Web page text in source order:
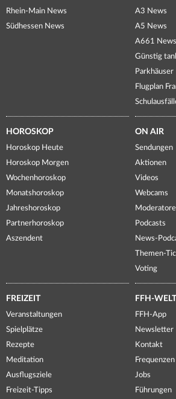
Rhein-Main News
Südhessen News
A3 News
A5 News
A661 News
Günstig
Parkhäuser
Flugplan
HOROSKOP
Horoskop Heute
Horoskop Morgen
Wochenhoroskop
Monatshoroskop
Jahreshoroskop
Partnerhoroskop
Aszendent
ON AIR
Sendungen
Aktionen
Videos
Webcams
Podcasts
News-
Themen-
Voting
FREIZEIT
Veranstaltungen
Spielplätze
Rezepte
Meditation
Ausflugsziele
Freizeit-Tipps
FFH-WELT
FFH-App
Newsletter
Kontakt
Frequenzen
Jobs
Führungen